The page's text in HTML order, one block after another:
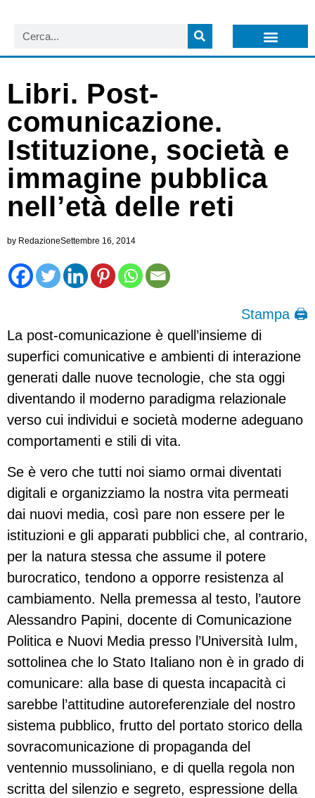
Libri. Post-
comunicazione.
Istituzione, società e
immagine pubblica
nell’età delle reti
by RedazioneSettembre 16, 2014
Stampa 🖨
La post-comunicazione è quell’insieme di
superfici comunicative e ambienti di interazione
generati dalle nuove tecnologie, che sta oggi
diventando il moderno paradigma relazionale
verso cui individui e società moderne adeguano
comportamenti e stili di vita.
Se è vero che tutti noi siamo ormai diventati
digitali e organizziamo la nostra vita permeati
dai nuovi media, così pare non essere per le
istituzioni e gli apparati pubblici che, al contrario,
per la natura stessa che assume il potere
burocratico, tendono a opporre resistenza al
cambiamento. Nella premessa al testo, l’autore
Alessandro Papini, docente di Comunicazione
Politica e Nuovi Media presso l’Università Iulm,
sottolinea che lo Stato Italiano non è in grado di
comunicare: alla base di questa incapacità ci
sarebbe l’attitudine autoreferenziale del nostro
sistema pubblico, frutto del portato storico della
sovracomunicazione di propaganda del
ventennio mussoliniano, e di quella regola non
scritta del silenzio e segreto, espressione della